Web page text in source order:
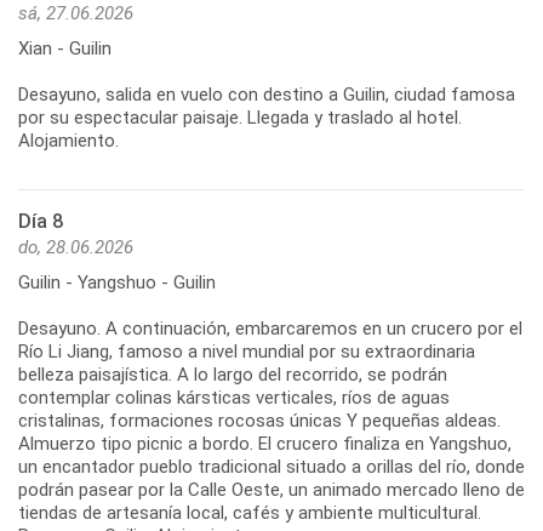
sá, 27.06.2026
Xian - Guilin
Desayuno, salida en vuelo con destino a Guilin, ciudad famosa
por su espectacular paisaje. Llegada y traslado al hotel.
Día 8
do, 28.06.2026
Guilin - Yangshuo - Guilin
Desayuno. A continuación, embarcaremos en un crucero por el
Río Li Jiang, famoso a nivel mundial por su extraordinaria
belleza paisajística. A lo largo del recorrido, se podrán
contemplar colinas kársticas verticales, ríos de aguas
cristalinas, formaciones rocosas únicas Y pequeñas aldeas.
Almuerzo tipo picnic a bordo. El crucero finaliza en Yangshuo,
un encantador pueblo tradicional situado a orillas del río, donde
podrán pasear por la Calle Oeste, un animado mercado lleno de
tiendas de artesanía local, cafés y ambiente multicultural.